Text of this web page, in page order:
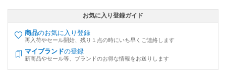
お気に入り登録ガイド
商品のお気に入り登録
再入荷やセール開始、残り１点の時にいち早くご連絡します
マイブランドの登録
新商品やセール等、ブランドのお得な情報をお送りします